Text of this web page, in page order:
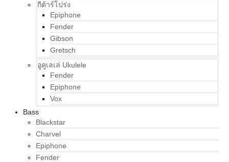
กีต้าร์โปร่ง
Epiphone
Fender
Gibson
Gretsch
อูคูเลเล่ Ukulele
Fender
Epiphone
Vox
Bass
Blackstar
Charvel
Epiphone
Fender